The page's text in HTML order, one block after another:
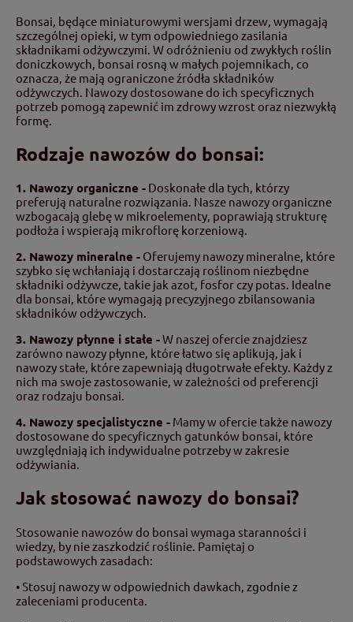
Bonsai, będące miniaturowymi wersjami drzew, wymagają
szczególnej opieki, w tym odpowiedniego zasilania
składnikami odżywczymi. W odróżnieniu od zwykłych roślin
doniczkowych, bonsai rosną w małych pojemnikach, co
oznacza, że mają ograniczone źródła składników
odżywczych. Nawozy dostosowane do ich specyficznych
potrzeb pomogą zapewnić im zdrowy wzrost oraz niezwykłą
formę.
Rodzaje nawozów do bonsai:
1. Nawozy organiczne - Doskonałe dla tych, którzy
preferują naturalne rozwiązania. Nasze nawozy organiczne
wzbogacają glebę w mikroelementy, poprawiają strukturę
podłoża i wspierają mikroflorę korzeniową.
2. Nawozy mineralne - Oferujemy nawozy mineralne, które
szybko się wchłaniają i dostarczają roślinom niezbędne
składniki odżywcze, takie jak azot, fosfor czy potas. Idealne
dla bonsai, które wymagają precyzyjnego zbilansowania
składników odżywczych.
3. Nawozy płynne i stałe -W naszej ofercie znajdziesz
zarówno nawozy płynne, które łatwo się aplikują, jak i
nawozy stałe, które zapewniają długotrwałe efekty. Każdy z
nich ma swoje zastosowanie, w zależności od preferencji
oraz rodzaju bonsai.
4. Nawozy specjalistyczne - Mamy w ofercie także nawozy
dostosowane do specyficznych gatunków bonsai, które
uwzględniają ich indywidualne potrzeby w zakresie
odżywiania.
Jak stosować nawozy do bonsai?
Stosowanie nawozów do bonsai wymaga staranności i
wiedzy, by nie zaszkodzić roślinie. Pamiętaj o
podstawowych zasadach:
• Stosuj nawozy w odpowiednich dawkach, zgodnie z
zaleceniami producenta.